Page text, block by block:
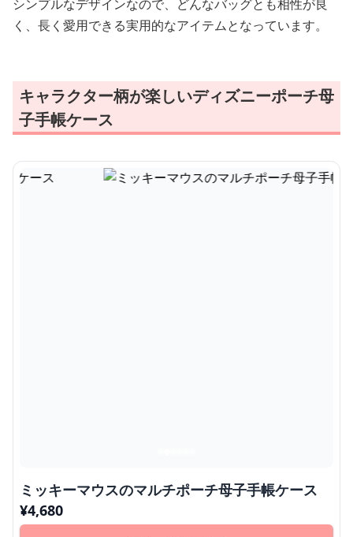
シンプルなデザインなので、どんなバッグとも相性が良
く、長く愛用できる実用的なアイテムとなっています。
キャラクター柄が楽しいディズニーポーチ母
子手帳ケース
ミッキーマウスのマルチポーチ母子手帳ケース
¥4,680